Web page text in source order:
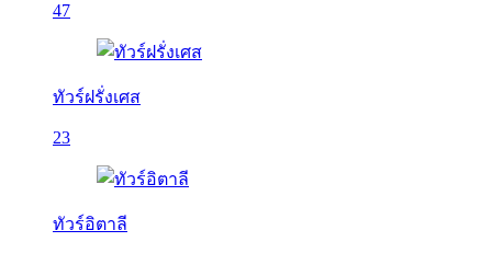
47
ทัวร์ฝรั่งเศส
23
ทัวร์อิตาลี